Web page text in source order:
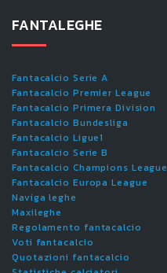
FANTALEGHE
Fantacalcio Serie A
Fantacalcio Premier League
Fantacalcio Primera Division
Fantacalcio Bundesliga
Fantacalcio Ligue1
Fantacalcio Serie B
Fantacalcio Champions League
Fantacalcio Europa League
Naviga leghe
Maxileghe
Regolamento fantacalcio
Voti fantacalcio
Quotazioni fantacalcio